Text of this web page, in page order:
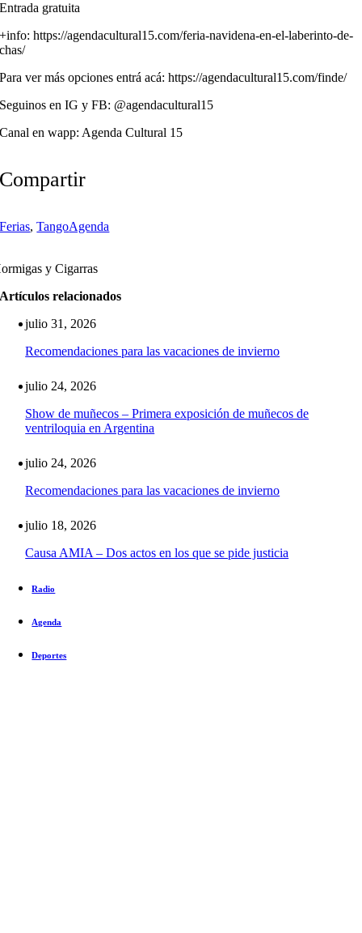
Entrada gratuita
+info: https://agendacultural15.com/feria-navidena-en-el-laberinto-de-
chas/
Para ver más opciones entrá acá: https://agendacultural15.com/finde/
Seguinos en IG y FB: @agendacultural15
Canal en wapp: Agenda Cultural 15
Compartir
Ferias,TangoAgenda
y Cigarras
Artículos relacionados
julio 31, 2026
Recomendaciones para las vacaciones de invierno
julio 24, 2026
Show de muñecos – Primera exposición de muñecos de
ventriloquia en Argentina
julio 24, 2026
Recomendaciones para las vacaciones de invierno
julio 18, 2026
Causa AMIA – Dos actos en los que se pide justicia
Radio
Agenda
Deportes